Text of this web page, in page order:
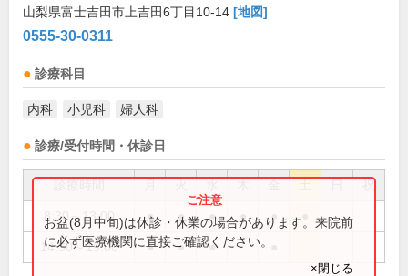
山梨県富士吉田市上吉田6丁目10-14 [地図]
0555-30-0311
診療科目
内科 小児科 婦人科
診療/受付時間・休診日
祝
8:30～13:00 ● ● ● ● ●
14:30～19:00 ● ● ●
お盆(8月中旬)は休診・休業の場合があります。来院前
に必ず医療機関に直接ご確認ください。
×閉じる